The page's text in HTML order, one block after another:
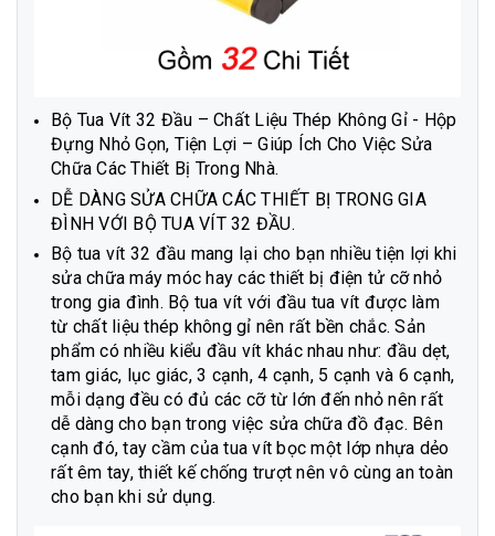
Bộ Tua Vít 32 Đầu – Chất Liệu Thép Không Gỉ - Hộp
Đựng Nhỏ Gọn, Tiện Lợi – Giúp Ích Cho Việc Sửa
Chữa Các Thiết Bị Trong Nhà.
DỄ DÀNG SỬA CHỮA CÁC THIẾT BỊ TRONG GIA
ĐÌNH VỚI BỘ TUA VÍT 32 ĐẦU.
Bộ tua vít 32 đầu mang lại cho bạn nhiều tiện lợi khi
sửa chữa máy móc hay các thiết bị điện tử cỡ nhỏ
trong gia đình. Bộ tua vít với đầu tua vít được làm
từ chất liệu thép không gỉ nên rất bền chắc. Sản
phẩm có nhiều kiểu đầu vít khác nhau như: đầu dẹt,
tam giác, lục giác, 3 cạnh, 4 cạnh, 5 cạnh và 6 cạnh,
mỗi dạng đều có đủ các cỡ từ lớn đến nhỏ nên rất
dễ dàng cho bạn trong việc sửa chữa đồ đạc. Bên
cạnh đó, tay cầm của tua vít bọc một lớp nhựa dẻo
rất êm tay, thiết kế chống trượt nên vô cùng an toàn
cho bạn khi sử dụng.